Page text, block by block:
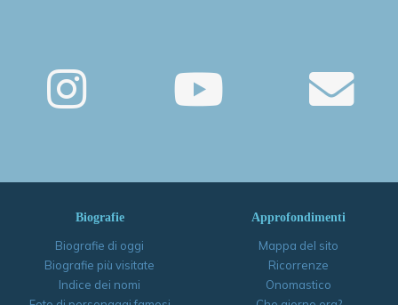
Biografie
Biografie di oggi
Biografie più visitate
Indice dei nomi
Approfondimenti
Mappa del sito
Ricorrenze
Onomastico